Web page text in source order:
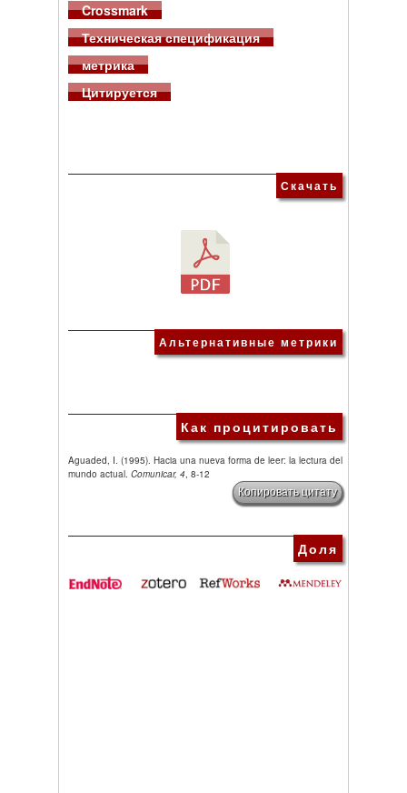
Crossmark
Техническая спецификация
метрика
Цитируется
Скачать
Альтернативные метрики
Как процитировать
Aguaded, I. (1995). Hacia una nueva forma de leer: la lectura del
mundo actual. Comunicar, 4, 8-12
Копировать цитату
Доля